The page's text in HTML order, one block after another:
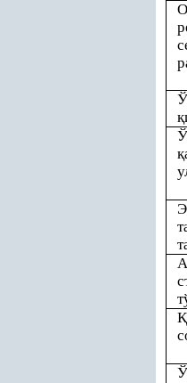
қ
қ
Қ